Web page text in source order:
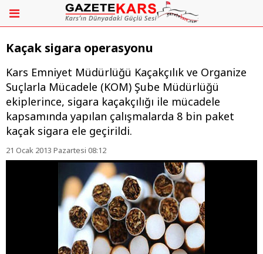
Kaçak sigara operasyonu
Kars Emniyet Müdürlüğü Kaçakçılık ve Organize
Suçlarla Mücadele (KOM) Şube Müdürlüğü
ekiplerince, sigara kaçakçılığı ile mücadele
kapsamında yapılan çalışmalarda 8 bin paket
kaçak sigara ele geçirildi.
21 Ocak 2013 Pazartesi 08:12